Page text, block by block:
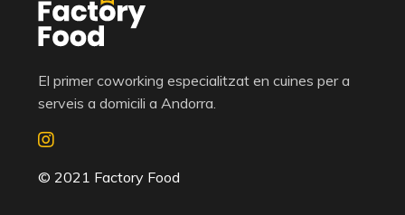
El primer coworking especialitzat en cuines per a
serveis a domicili a Andorra.
© 2021 Factory Food